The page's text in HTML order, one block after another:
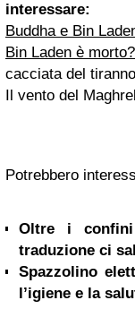
interessare:
Buddha e Bin
Bin Laden è morto?
cacciata del
Il vento del
Potrebbero
Oltre i
traduzione ci
Spazzolino
l’igiene e la